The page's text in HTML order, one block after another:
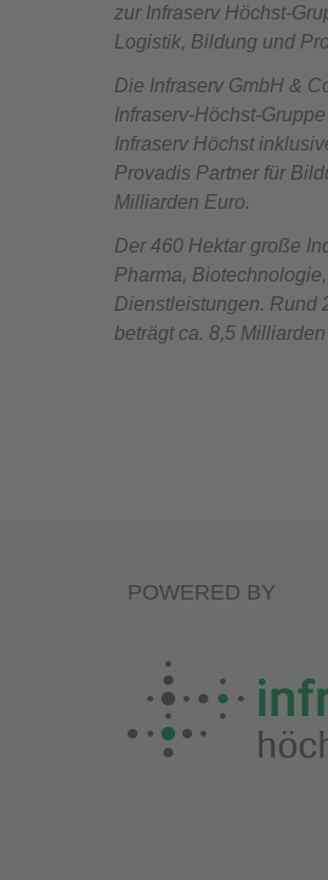
zur Infraserv Höchst-
Logistik, Bildung und
Die Infraserv GmbH &
Infraserv-Höchst-
Infraserv Höchst
Provadis Partner für
Milliarden Euro.
Der 460 Hektar große
Pharma,
Dienstleistungen. Rund
beträgt ca. 8,5 Milliarden
POWERED BY